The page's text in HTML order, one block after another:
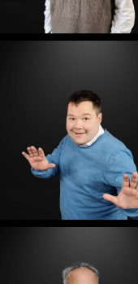
E-Mail